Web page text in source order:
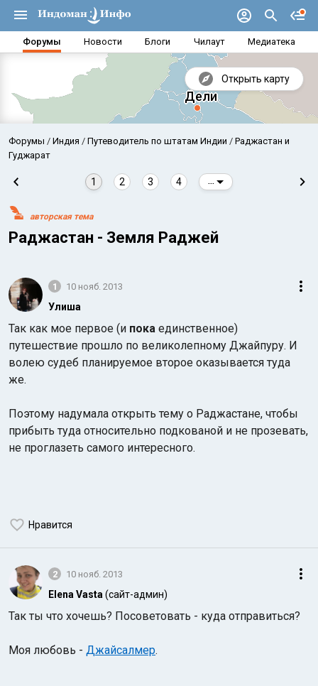
Форумы Новости Блоги Чилаут Медиатека
Открыть карту
Аравийское море
Индийский океан
Форумы Индия Путеводитель по штатам Индии
Раджастан и
Гуджарат
1 2 3 4
авторская тема
Раджастан - Земля Раджей
1 10 нояб. 2013
Улиша
Так как мое первое (и пока единственное)
путешествие прошло по великолепному Джайпуру. И
волею судеб планируемое второе оказывается туда
же.
Поэтому надумала открыть тему о Раджастане, чтобы
прибыть туда относительно подкованой и не прозевать,
не проглазеть самого интересного.
Нравится
2 10 нояб. 2013
Elena Vasta (сайт-админ)
Так ты что хочешь? Посоветовать - куда отправиться?
Моя любовь - Джайсалмер.